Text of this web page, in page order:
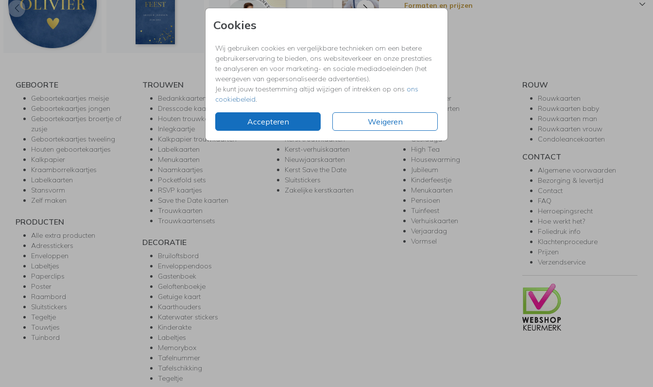
Cookies
Wij gebruiken cookies en vergelijkbare technieken om een betere
gebruikerservaring te bieden, ons websiteverkeer en onze prestaties
te analyseren en voor marketing- en sociale mediadoeleinden (het
weergeven van gepersonaliseerde advertenties).
Je kunt jouw toestemming altijd wijzigen of intrekken op ons ons
cookiebeleid
Accepteren Weigeren
Formaten en prijzen
GEBOORTE
Geboortekaartjes meisje
Geboortekaartjes jongen
Geboortekaartjes broertje of
zusje
Geboortekaartjes tweeling
Houten geboortekaartjes
Kalkpapier
Kraamborrelkaartjes
Labelkaarten
Stansvorm
Zelf maken
PRODUCTEN
Alle extra producten
Adresstickers
Enveloppen
Labeltjes
Paperclips
Poster
Raambord
Sluitstickers
Tegeltje
Touwtjes
Tuinbord
TROUWEN
Bedankkaarten
Dresscode kaartjes
Houten trouwkaarten
Inlegkaartje
Kalkpapier trouwkaarten
Labelkaarten
Menukaarten
Naamkaartjes
Pocketfold sets
RSVP kaartjes
Save the Date kaarten
Trouwkaarten
Trouwkaartensets
DECORATIE
Bruiloftsbord
Enveloppendoos
Gastenboek
Geloftenboekje
Getuige kaart
Kaarthouders
Katerwater stickers
Kinderakte
Labeltjes
Memorybox
Tafelnummer
Tafelschikking
Tegeltje
KERST
Kerstdiner uitnodigingen
Kerstmenukaarten
Kerst trouwkaarten
Kerst-verhuiskaarten
Nieuwjaarskaarten
Kerst Save the Date
Sluitstickers
Zakelijke kerstkaarten
Babyshower
Bedankkaarten
Doopsel
Geslaagd
High Tea
Housewarming
Jubileum
Kinderfeestje
Menukaarten
Pensioen
Tuinfeest
Verhuiskaarten
Verjaardag
Vormsel
ROUW
Rouwkaarten
Rouwkaarten baby
Rouwkaarten man
Rouwkaarten vrouw
Condoleancekaarten
CONTACT
Algemene voorwaarden
Bezorging & levertijd
Contact
FAQ
Herroepingsrecht
Hoe werkt het?
Foliedruk info
Klachtenprocedure
Prijzen
Verzendservice